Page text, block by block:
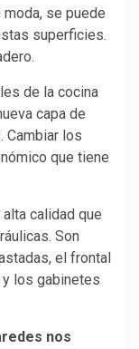
se puede
superficies.
de la cocina
capa de
Cambiar los
que tiene
calidad que
Son
el frontal
y los gabinetes
nos